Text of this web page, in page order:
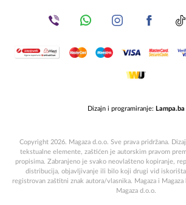
Dizajn i programiranje: Lampa.ba
Copyright 2026. Magaza d.o.o. Sve prava pridržana.
tekstualne elemente, zaštićen je autorskim pravom
propisima. Zabranjeno je svako neovlašteno kopiranje,
distribucija, objavljivanje ili bilo koji drugi vid
registrovan zaštitni znak autora/vlasnika. Magaza i
Magaza d.o.o.